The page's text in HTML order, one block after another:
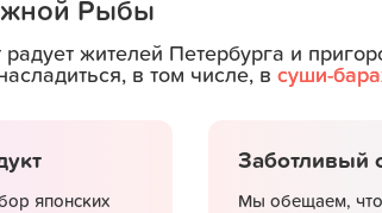
Рыбы
жителей Петербурга и
в том числе, в суши-
японских
Заботливый
Мы обещаем, что